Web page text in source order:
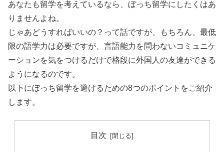
あなたも留学を考えているなら、ぼっち留学にしたくはあ
りませんよね。
じゃあどうすればいいの？って話ですが、もちろん、最低
限の語学力は必要ですが、言語能力を問わないコミュニケ
ーションを気をつけるだけで格段に外国人の友達ができる
ようになるのです。
以下にぼっち留学を避けるための8つのポイントをご紹介
します。
目次